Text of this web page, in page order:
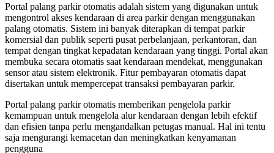
Portal palang parkir otomatis adalah sistem yang digunakan untuk
mengontrol akses kendaraan di area parkir dengan menggunakan
palang otomatis. Sistem ini banyak diterapkan di tempat parkir
komersial dan publik seperti pusat perbelanjaan, perkantoran, dan
tempat dengan tingkat kepadatan kendaraan yang tinggi. Portal akan
membuka secara otomatis saat kendaraan mendekat, menggunakan
sensor atau sistem elektronik. Fitur pembayaran otomatis dapat
disertakan untuk mempercepat transaksi pembayaran parkir.
Portal palang parkir otomatis memberikan pengelola parkir
kemampuan untuk mengelola alur kendaraan dengan lebih efektif
dan efisien tanpa perlu mengandalkan petugas manual. Hal ini tentu
saja mengurangi kemacetan dan meningkatkan kenyamanan
pengguna